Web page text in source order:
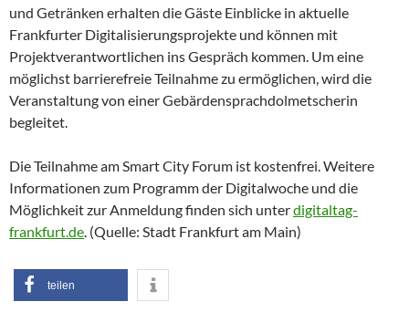
und Getränken erhalten die Gäste Einblicke in aktuelle
Frankfurter Digitalisierungsprojekte und können mit
Projektverantwortlichen ins Gespräch kommen. Um eine
möglichst barrierefreie Teilnahme zu ermöglichen, wird die
Veranstaltung von einer Gebärdensprachdolmetscherin
begleitet.
Die Teilnahme am Smart City Forum ist kostenfrei. Weitere
Informationen zum Programm der Digitalwoche und die
Möglichkeit zur Anmeldung finden sich unterdigitaltag-
frankfurt.de. (Quelle: Stadt Frankfurt am Main)
teilen